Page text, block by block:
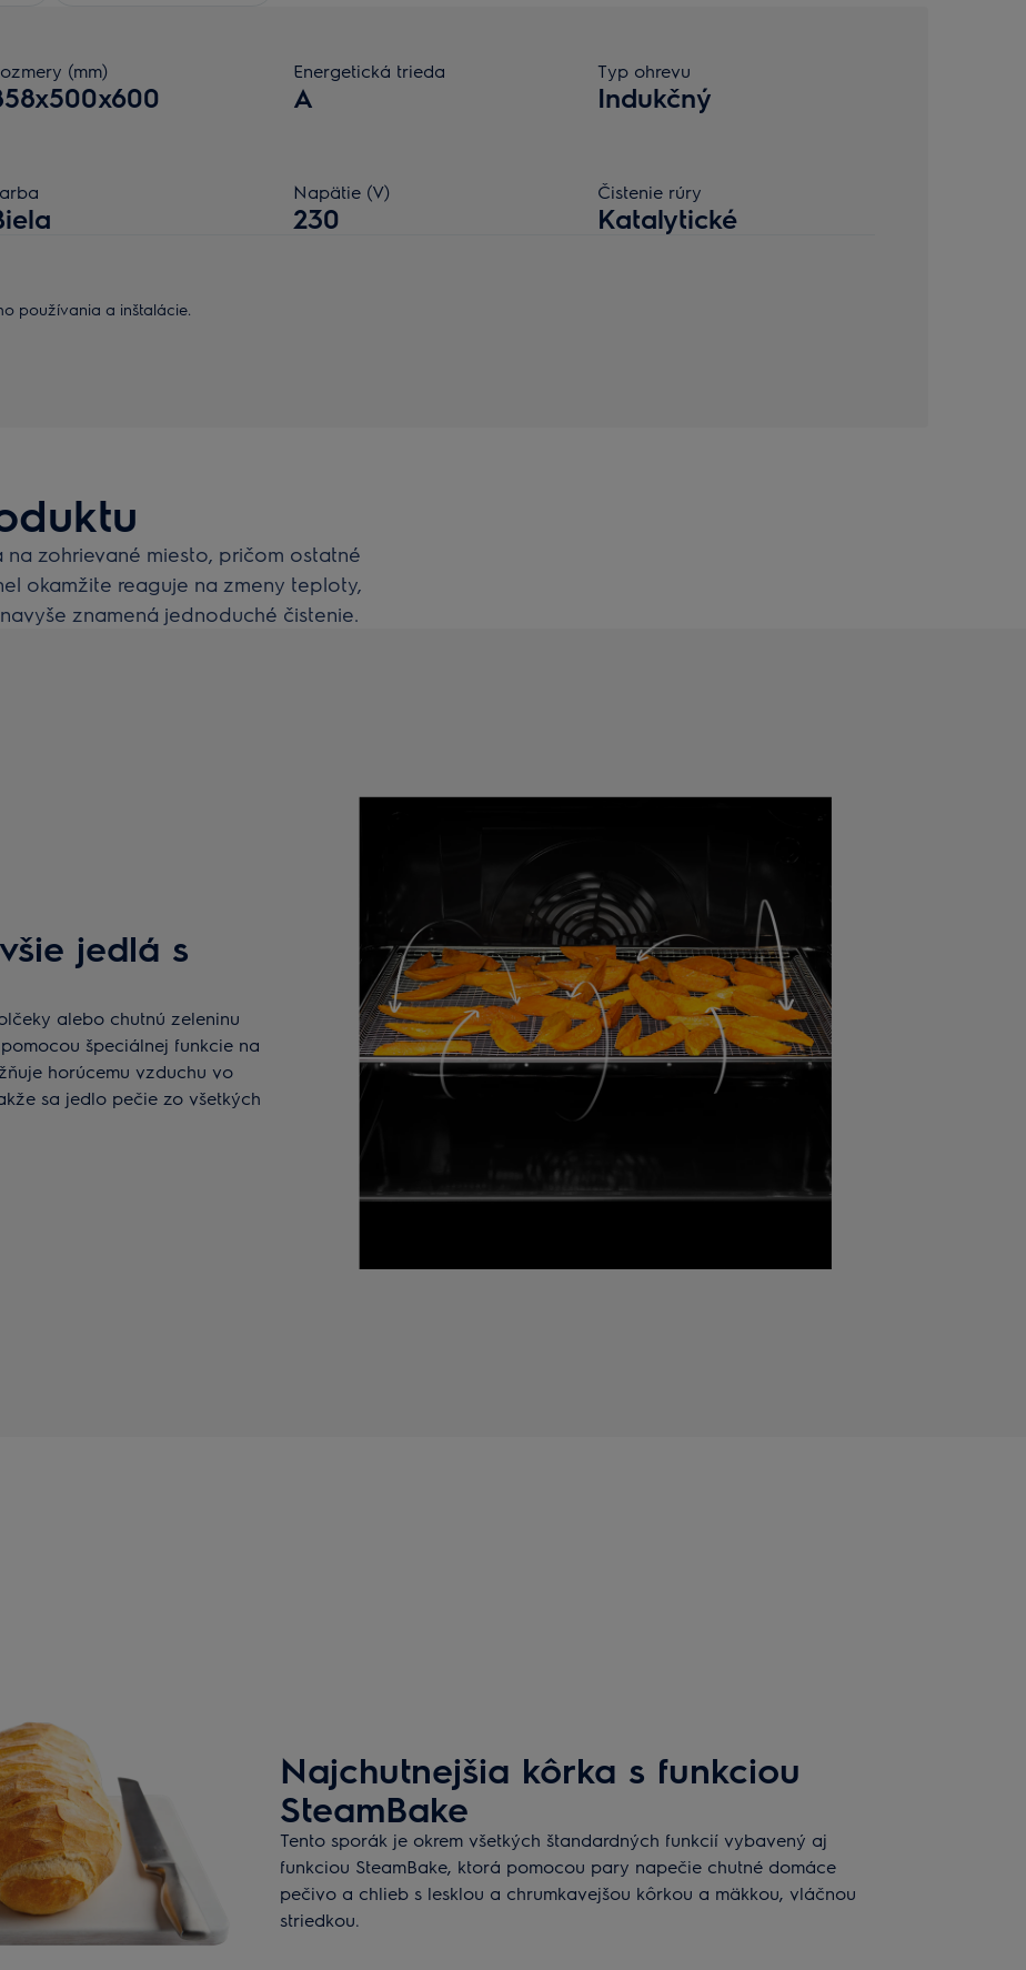
(mm) Energetická trieda
A
Typ ohrevu
Indukčný
Napätie (V)
230
Čistenie rúry
Katalytické
používania a inštalácie.
zohrievané miesto, pričom ostatné
okamžite reaguje na zmeny teploty,
znamená jednoduché čistenie.
jedlá s
alebo chutnú zeleninu
špeciálnej funkcie na
horúcemu vzduchu vo
sa jedlo pečie zo všetkých
Najchutnejšia kôrka s funkciou
SteamBake
Tento sporák je okrem všetkých štandardných funkcií vybavený aj
funkciou SteamBake, ktorá pomocou pary napečie chutné domáce
pečivo a chlieb s lesklou a chrumkavejšou kôrkou a mäkkou, vláčnou
striedkou.